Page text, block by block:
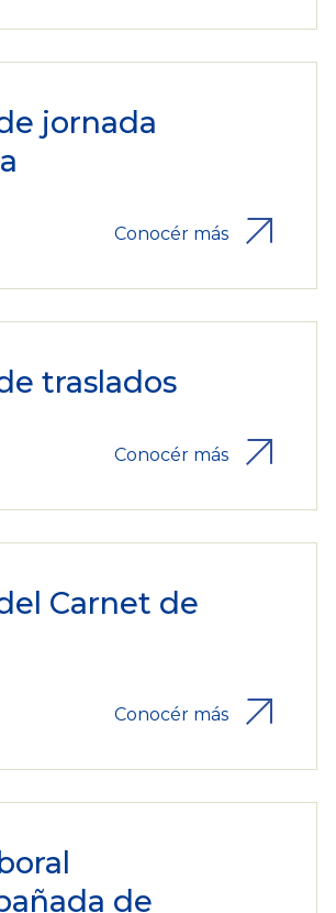
jornada
Conocér más
traslados
Conocér más
Carnet de
Conocér más
de